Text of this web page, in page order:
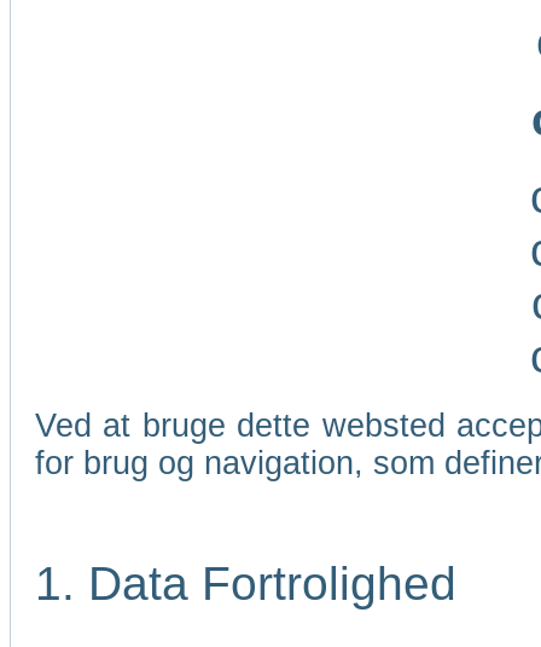
Ved at bruge dette websted
for brug og navigation, som
1. Data Fortrolighed